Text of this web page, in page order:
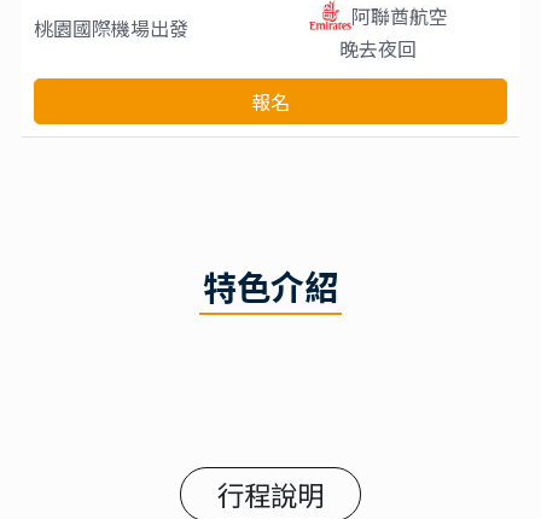
桃園國際機場出發
阿聯酋航空
晚去夜回
報名
特色介紹
行程說明